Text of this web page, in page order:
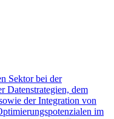
Sektor bei der
Datenstrategien, dem
der Integration von
im